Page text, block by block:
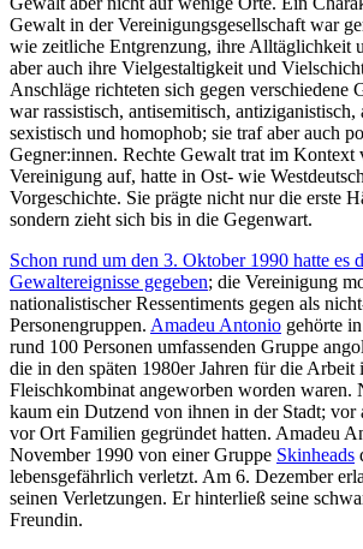
Gewalt in der Vereinigungsgesellschaft war
wie zeitliche Entgrenzung, ihre Alltäglichkeit
aber auch ihre Vielgestaltigkeit und
Anschläge richteten sich gegen verschiedene
war rassistisch, antisemitisch, antiziganistisch,
sexistisch und homophob; sie traf aber auch
Gegner:innen. Rechte Gewalt trat im Kontext
Vereinigung auf, hatte in Ost- wie
Vorgeschichte. Sie prägte nicht nur die erste
sondern zieht sich bis in die Gegenwart.
Schon rund um den 3. Oktober 1990 hatte es
Gewaltereignisse gegeben; die Vereinigung
nationalistischer Ressentiments gegen als
Personengruppen. Amadeu Antonio gehörte
rund 100 Personen umfassenden Gruppe
die in den späten 1980er Jahren für die Arbeit
Fleischkombinat angeworben worden waren.
kaum ein Dutzend von ihnen in der Stadt; vor
vor Ort Familien gegründet hatten. Amadeu
November 1990 von einer Gruppe Skinheads
lebensgefährlich verletzt. Am 6. Dezember
seinen Verletzungen. Er hinterließ seine
Freundin.